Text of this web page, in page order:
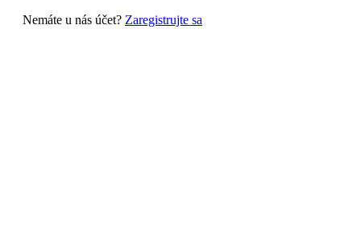
Nemáte u nás účet? Zaregistrujte sa